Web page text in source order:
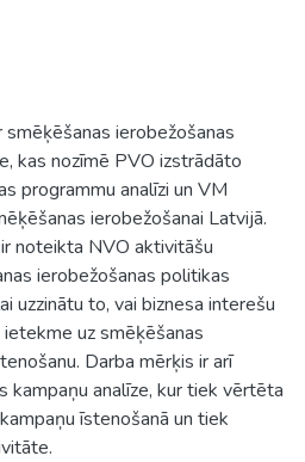
ierobežošanas
kas nozīmē PVO izstrādāto
programmu analīzi un VM
ierobežošanai Latvijā.
noteikta NVO aktivitāšu
ierobežošanas politikas
uzzinātu to, vai biznesa interešu
uz smēķēšanas
Darba mērķis ir arī
kampaņu analīze, kur tiek vērtēta
īstenošanā un tiek